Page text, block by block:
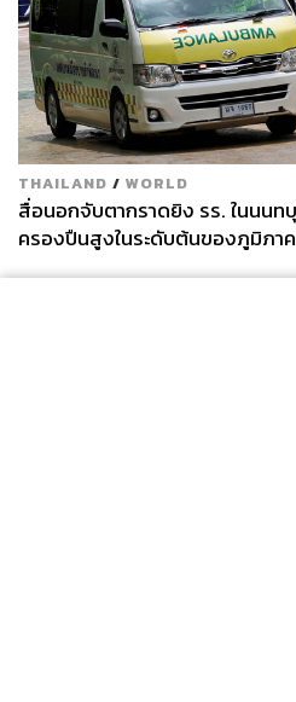
THAILAND / WORLD
สื่อนอกจับตากราดยิง รร. ในนนท
ครองปืนสูงในระดับต้นของภูมิภาค